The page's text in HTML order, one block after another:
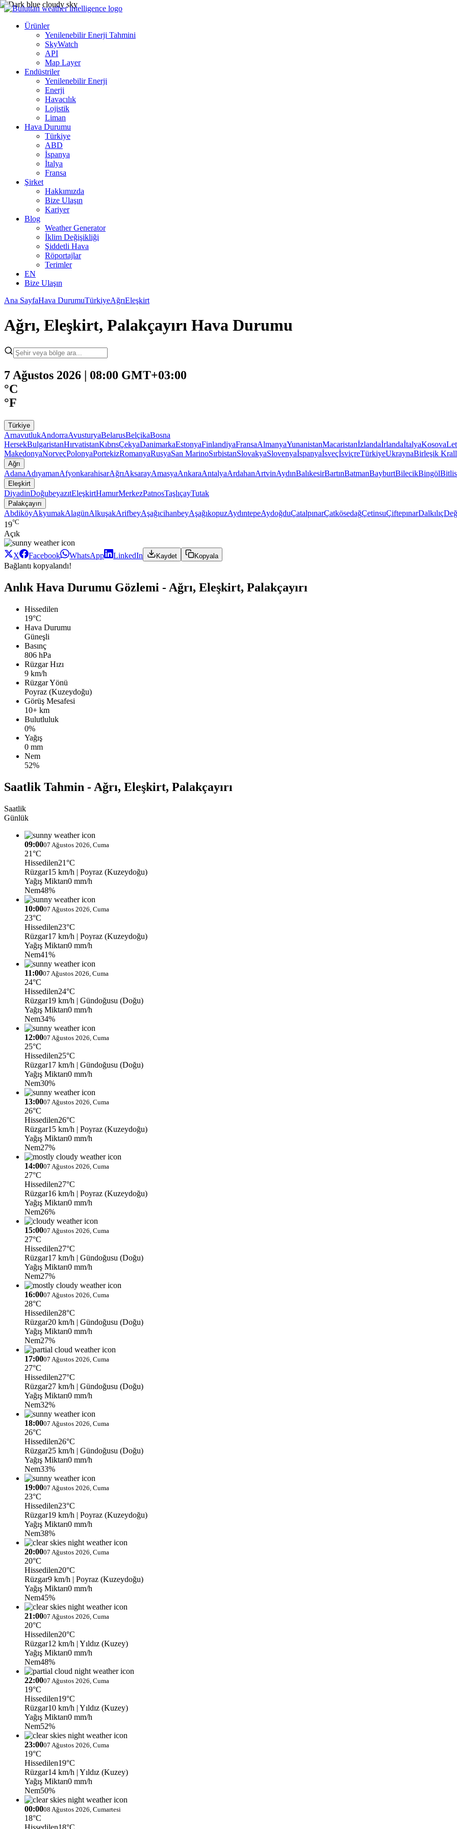
Ürünler
Yenilenebilir Enerji Tahmini
SkyWatch
API
Map Layer
Endüstriler
Yenilenebilir Enerji
Enerji
Havacılık
Lojistik
Liman
Hava Durumu
Türkiye
ABD
İspanya
İtalya
Fransa
Şirket
Hakkımızda
Bize Ulaşın
Kariyer
Blog
Weather Generator
İklim Değişikliği
Şiddetli Hava
Röportajlar
Terimler
EN
Bize Ulaşın
Ana SayfaHava DurumuTürkiyeAğrıEleşkirt
Ağrı, Eleşkirt, Palakçayırı Hava Durumu
7 Ağustos 2026 | 08:00 GMT+03:00
°C
°F
Türkiye
ArnavutlukAndorraAvusturyaBelarusBelçikaBosna
HersekBulgaristanHırvatistanKıbrısÇekyaDanimarkaEstonyaFinlandiyaFransaAlmanyaYunanistanMacaristanİzlandaİrlandaİtalyaKosova
MakedonyaNorveçPolonyaPortekizRomanyaRusyaSan MarinoSırbistanSlovakyaSlovenyaİspanyaİsveçİsviçreTürkiyeUkraynaBirleşik
Ağrı
AdanaAdıyamanAfyonkarahisarAğrıAksarayAmasyaAnkaraAntalyaArdahanArtvinAydınBalıkesirBartınBatmanBayburtBilecikBingölBitlis
Eleşkirt
DiyadinDoğubeyazıtEleşkirtHamurMerkezPatnosTaşlıçayTutak
Palakçayırı
AbdiköyAkyumakAlagünAlkuşakArifbeyAşağıcihanbeyAşağıkopuzAydıntepeAydoğduÇatalpınarÇatkösedağÇetinsuÇiftepınarDalkılıç
19°C
Açık
X Facebook WhatsApp LinkedIn Kaydet Kopyala
Bağlantı kopyalandı!
Anlık Hava Durumu Gözlemi - Ağrı, Eleşkirt, Palakçayırı
Hissedilen
19°C
Hava Durumu
Güneşli
Basınç
806 hPa
Rüzgar Hızı
9 km/h
Rüzgar Yönü
Poyraz (Kuzeydoğu)
Görüş Mesafesi
10+ km
Bulutluluk
0%
Yağış
0 mm
Nem
52%
Saatlik Tahmin - Ağrı, Eleşkirt, Palakçayırı
Saatlik
Günlük
09:0007 Ağustos 2026, Cuma
21°C
Hissedilen21°C
Rüzgar15 km/h | Poyraz (Kuzeydoğu)
Yağış Miktarı0 mm/h
Nem48%
10:0007 Ağustos 2026, Cuma
23°C
Hissedilen23°C
Rüzgar17 km/h | Poyraz (Kuzeydoğu)
Yağış Miktarı0 mm/h
Nem41%
11:0007 Ağustos 2026, Cuma
24°C
Hissedilen24°C
Rüzgar19 km/h | Gündoğusu (Doğu)
Yağış Miktarı0 mm/h
Nem34%
12:0007 Ağustos 2026, Cuma
25°C
Hissedilen25°C
Rüzgar17 km/h | Gündoğusu (Doğu)
Yağış Miktarı0 mm/h
Nem30%
13:0007 Ağustos 2026, Cuma
26°C
Hissedilen26°C
Rüzgar15 km/h | Poyraz (Kuzeydoğu)
Yağış Miktarı0 mm/h
Nem27%
14:0007 Ağustos 2026, Cuma
27°C
Hissedilen27°C
Rüzgar16 km/h | Poyraz (Kuzeydoğu)
Yağış Miktarı0 mm/h
Nem26%
15:0007 Ağustos 2026, Cuma
27°C
Hissedilen27°C
Rüzgar17 km/h | Gündoğusu (Doğu)
Yağış Miktarı0 mm/h
Nem27%
16:0007 Ağustos 2026, Cuma
28°C
Hissedilen28°C
Rüzgar20 km/h | Gündoğusu (Doğu)
Yağış Miktarı0 mm/h
Nem27%
17:0007 Ağustos 2026, Cuma
27°C
Hissedilen27°C
Rüzgar27 km/h | Gündoğusu (Doğu)
Yağış Miktarı0 mm/h
Nem32%
18:0007 Ağustos 2026, Cuma
26°C
Hissedilen26°C
Rüzgar25 km/h | Gündoğusu (Doğu)
Yağış Miktarı0 mm/h
Nem33%
19:0007 Ağustos 2026, Cuma
23°C
Hissedilen23°C
Rüzgar19 km/h | Poyraz (Kuzeydoğu)
Yağış Miktarı0 mm/h
Nem38%
20:0007 Ağustos 2026, Cuma
20°C
Hissedilen20°C
Rüzgar9 km/h | Poyraz (Kuzeydoğu)
Yağış Miktarı0 mm/h
Nem45%
21:0007 Ağustos 2026, Cuma
20°C
Hissedilen20°C
Rüzgar12 km/h | Yıldız (Kuzey)
Yağış Miktarı0 mm/h
Nem48%
22:0007 Ağustos 2026, Cuma
19°C
Hissedilen19°C
Rüzgar10 km/h | Yıldız (Kuzey)
Yağış Miktarı0 mm/h
Nem52%
23:0007 Ağustos 2026, Cuma
19°C
Hissedilen19°C
Rüzgar14 km/h | Yıldız (Kuzey)
Yağış Miktarı0 mm/h
Nem50%
00:0008 Ağustos 2026, Cumartesi
18°C
Hissedilen18°C